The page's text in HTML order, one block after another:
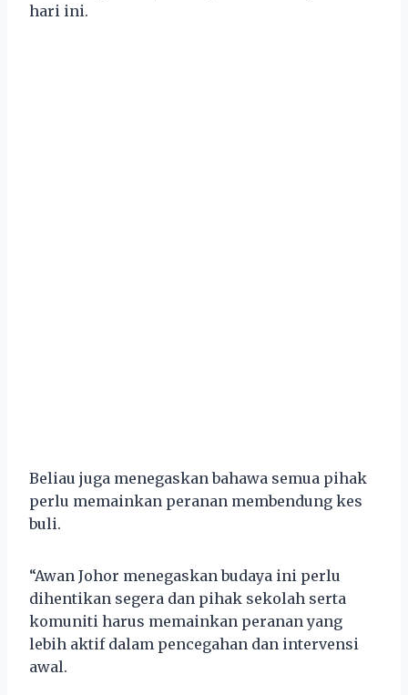
hari ini.
Beliau juga menegaskan bahawa semua pihak
perlu memainkan peranan membendung kes
buli.
“Awan Johor menegaskan budaya ini perlu
dihentikan segera dan pihak sekolah serta
komuniti harus memainkan peranan yang
lebih aktif dalam pencegahan dan intervensi
awal.